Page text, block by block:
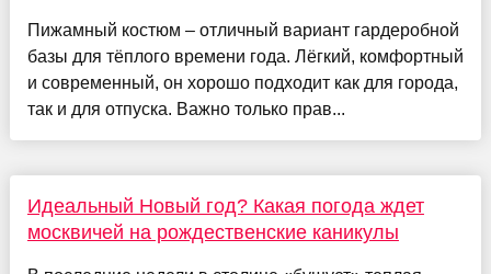
Пижамный костюм – отличный вариант гардеробной
базы для тёплого времени года. Лёгкий, комфортный
и современный, он хорошо подходит как для города,
так и для отпуска. Важно только прав...
Идеальный Новый год? Какая погода ждет
москвичей на рождественские каникулы